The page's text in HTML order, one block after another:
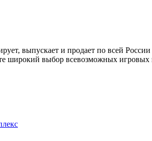
выпускает и продает по всей
широкий выбор всевозможных